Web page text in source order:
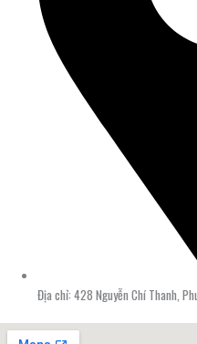
Địa chỉ: 428 Nguyễn Chí Thanh,